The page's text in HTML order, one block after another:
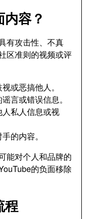
容？
有攻击性、不真
区准则的视频或评
或恶搞他人。
言或错误信息。
私人信息或视
的内容。
能对个人和品牌的
的负面移除
程